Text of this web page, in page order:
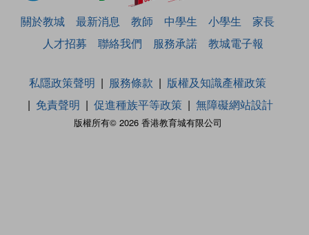
關於教城 最新消息 教師 中學生 小學生
家長
人才招募
聯絡我們 服務承諾 教城電子報
版權所有© 2026 香港教育城有限公司
私隱政策聲明 服務條款
版權及知識產權政策
免責聲明
促進種族平等政策 無障礙網站設計